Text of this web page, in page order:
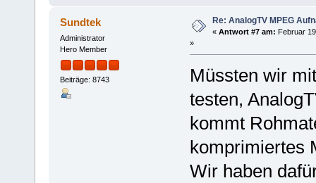
Sundtek
Administrator
Hero Member
Beiträge: 8743
Re: AnalogTV MPEG
« Antwort #7 am: Februar
»
Müssten wir
testen,
kommt
komprimiertes
Wir haben